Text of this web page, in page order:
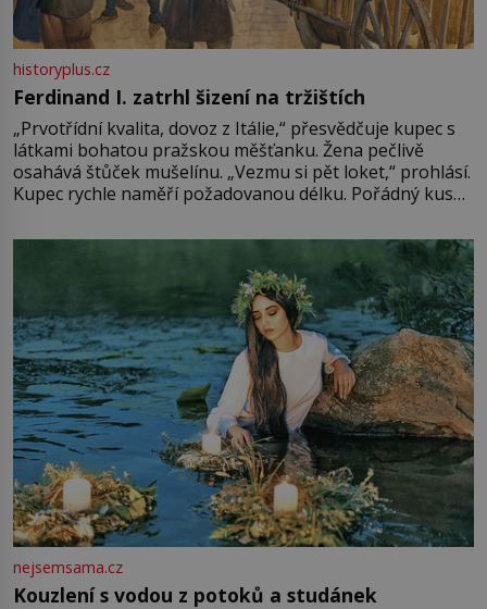
historyplus.cz
Ferdinand I. zatrhl šizení na tržištích
„Prvotřídní kvalita, dovoz z Itálie,“ přesvědčuje kupec s
látkami bohatou pražskou měšťanku. Žena pečlivě
osahává štůček mušelínu. „Vezmu si pět loket,“ prohlásí.
Kupec rychle naměří požadovanou délku. Pořádný kus
milostpaní. Stačí jenom na sukni,“ zhodnotí švadlena
množství růžového mušelínu. „Ošidili vás, podívejte.“
nejsemsama.cz
Kouzlení s vodou z potoků a studánek